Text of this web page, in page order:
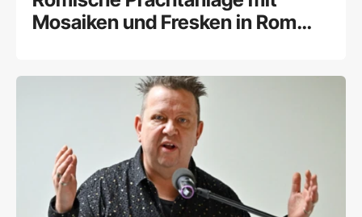
Mosaiken und Fresken in Rom